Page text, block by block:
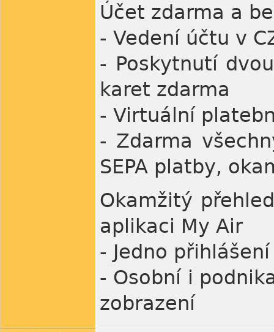
Účet zdarma a
- Vedení účtu v
- Poskytnutí
karet zdarma
- Virtuální
- Zdarma
SEPA platby,
Okamžitý
aplikaci My Air
- Jedno
- Osobní i
zobrazení